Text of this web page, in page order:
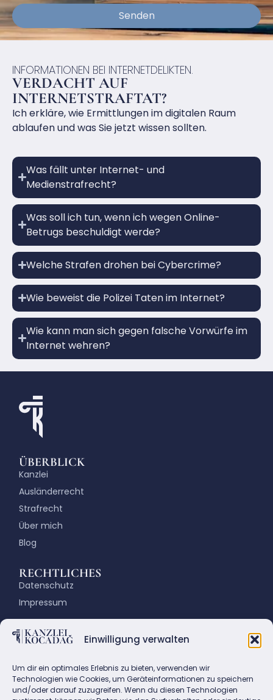
Einwilligung verwalten
Um dir ein optimales Erlebnis zu bieten, verwenden wir
Technologien wie Cookies, um Geräteinformationen zu speichern
und/oder darauf zuzugreifen. Wenn du diesen Technologien
Senden
INFORMATIONEN BEI INTERNETDELIKTEN.
VERDACHT AUF
INTERNETSTRAFTAT?
Ich erkläre, wie Ermittlungen im digitalen Raum
ablaufen und was Sie jetzt wissen sollten.
Was fällt unter Internet- und
Medienstrafrecht?
Was soll ich tun, wenn ich wegen Online-
Betrugs beschuldigt werde?
Welche Strafen drohen bei Cybercrime?
Wie beweist die Polizei Taten im Internet?
Wie kann man sich gegen falsche Vorwürfe im
Internet wehren?
ÜBERBLICK
Kanzlei
Ausländerrecht
Strafrecht
Über mich
Blog
RECHTLICHES
Datenschutz
Impressum
KONTAKT
Fasanenstraße 72, 10719 Berlin
Tel.: +49(0)30 883 86 86
Fax:+49(0)30 882 45 80